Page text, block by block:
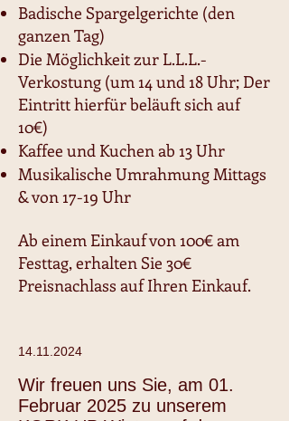
Badische Spargelgerichte (den
ganzen Tag)
Die Möglichkeit zur L.L.L.-
Verkostung (um 14 und 18 Uhr; Der
Eintritt hierfür beläuft sich auf
10€)
Kaffee und Kuchen ab 13 Uhr
Musikalische Umrahmung Mittags
& von 17-19 Uhr
Ab einem Einkauf von 100€ am
Festtag, erhalten Sie 30€
Preisnachlass auf Ihren Einkauf.
14.11.2024
Wir freuen uns Sie, am 01.
Februar 2025 zu unserem